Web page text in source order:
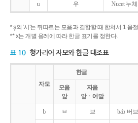
u 우 Nucet 누
* ş의 '시'는 뒤따르는 모음과 결합할 때 합쳐서 1 음
** x는 개별 용례에 따라 한글 표기를 정한다.
표 10 헝가리어 자모와 한글 대조표
자모
한글
모음
앞
자음
앞ㆍ어말
b ㅂ 브 bab 버